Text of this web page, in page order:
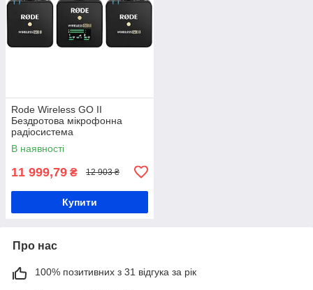
Rode Wireless GO II
Бездротова мікрофонна
радіосистема
В наявності
11 999,79 ₴ 12 903 ₴
Купити
Про нас
100% позитивних з 31 відгука за рік